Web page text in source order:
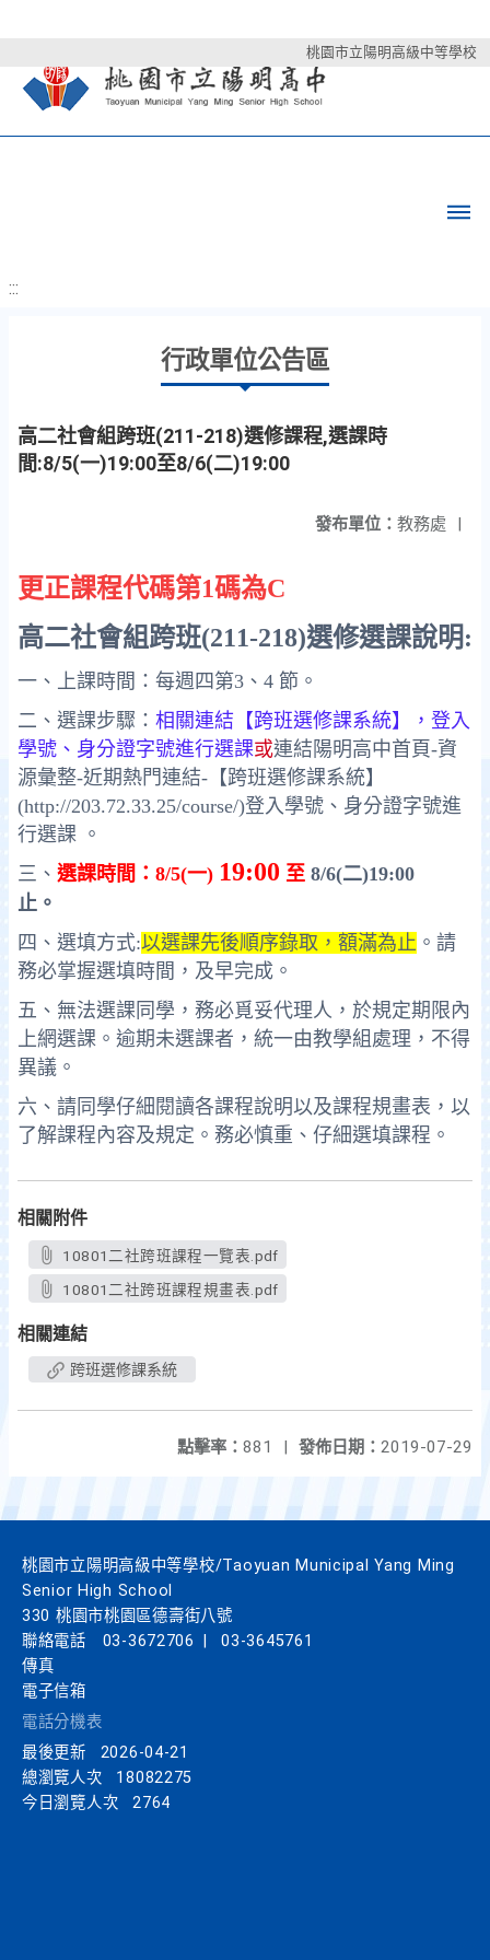
桃園市立陽明高級中等學校
:::
行政單位公告區
高二社會組跨班(211-218)選修課程,選課時
間:8/5(一)19:00至8/6(二)19:00
發布單位： 教務處 |
更正課程代碼第1碼為C
高二社會組跨班(211-218)選修選課說明:
一、上課時間：每週四第3 、 4 節。
二、選課步驟： 相關連結 【跨班選修課系統】 ， 登入
學號、身分證字號進行選課或連結陽明高中首頁-資
源彙整-近期熱門連結-【跨班選修課系統】
(http://203.72.33.25/course/)登入學號、身分證字號進
行選課 。
三、 選課時間： 8/5(一) 19:00 至 8/6(二)19:00
止。
四、選填方式:以選課先後順序錄取，額滿為止 。請
務必掌握選填時間，及早完成。
五、無法選課同學，務必覓妥代理人，於規定期限內
上網選課。逾期未選課者，統一由教學組處理，不得
異議。
六、請同學仔細閱讀各課程說明以及課程規畫表，以
了解課程內容及規定。務必慎重、仔細選填課程。
相關附件
10801二社跨班課程一覽表.pdf
10801二社跨班課程規畫表.pdf
相關連結
跨班選修課系統
發佈日期： 2019-07-29
點擊率： 881 |
桃園市立陽明高級中等學校/Taoyuan Municipal Yang Ming
Senior High School
330 桃園市桃園區德壽街八號
聯絡電話
03-3672706
03-3645761
傳真
電子信箱
電話分機表
最後更新
2026-04-21
總瀏覽人次
18082275
今日瀏覽人次
2764